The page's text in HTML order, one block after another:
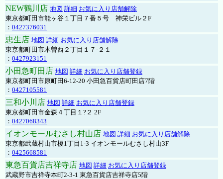
NEW鶴川店 地図 詳細 お気に入り店舗解除
東京都町田市能ヶ谷１丁目７番５号 神栄ビル２F
： 0427376031
忠生店 地図 詳細 お気に入り店舗解除
東京都町田市木曽西２丁目１７-２１
： 0427923151
小田急町田店 地図 詳細 お気に入り店舗登録
東京都町田市原町田6-12-20 小田急百貨店町田店7階
： 0427105581
三和小川店 地図 詳細 お気に入り店舗登録
東京都町田市金森４丁目１?２ 2F
： 0427068343
イオンモールむさし村山店 地図 詳細 お気に入り店舗解除
東京都武蔵村山市榎1丁目1-3 イオンモールむさし村山3F
： 0425668581
東急百貨店吉祥寺店 地図 詳細 お気に入り店舗登録
武蔵野市吉祥寺本町2-3-1 東急百貨店吉祥寺店5階